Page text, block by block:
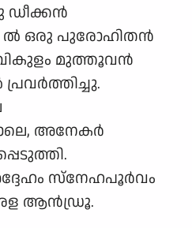
ഡീക്കൻ
ൽ ഒരു പുരോഹിതൻ
മുത്തൂവൻ
അനേകർ
സ്നേഹപൂർവം
ആൻഡ്രൂ.